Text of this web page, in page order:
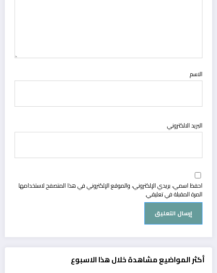
الاسم
البريد الالكتروني
احفظ اسمي، بريدي الإلكتروني، والموقع الإلكتروني في هذا المتصفح لاستخدامها
المرة المقبلة في تعليقي.
أكثر المواضيع مشاهدة خلال هذا الاسبوع